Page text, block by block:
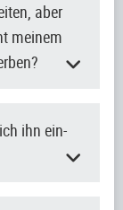
aber
meinem
ihn ein-